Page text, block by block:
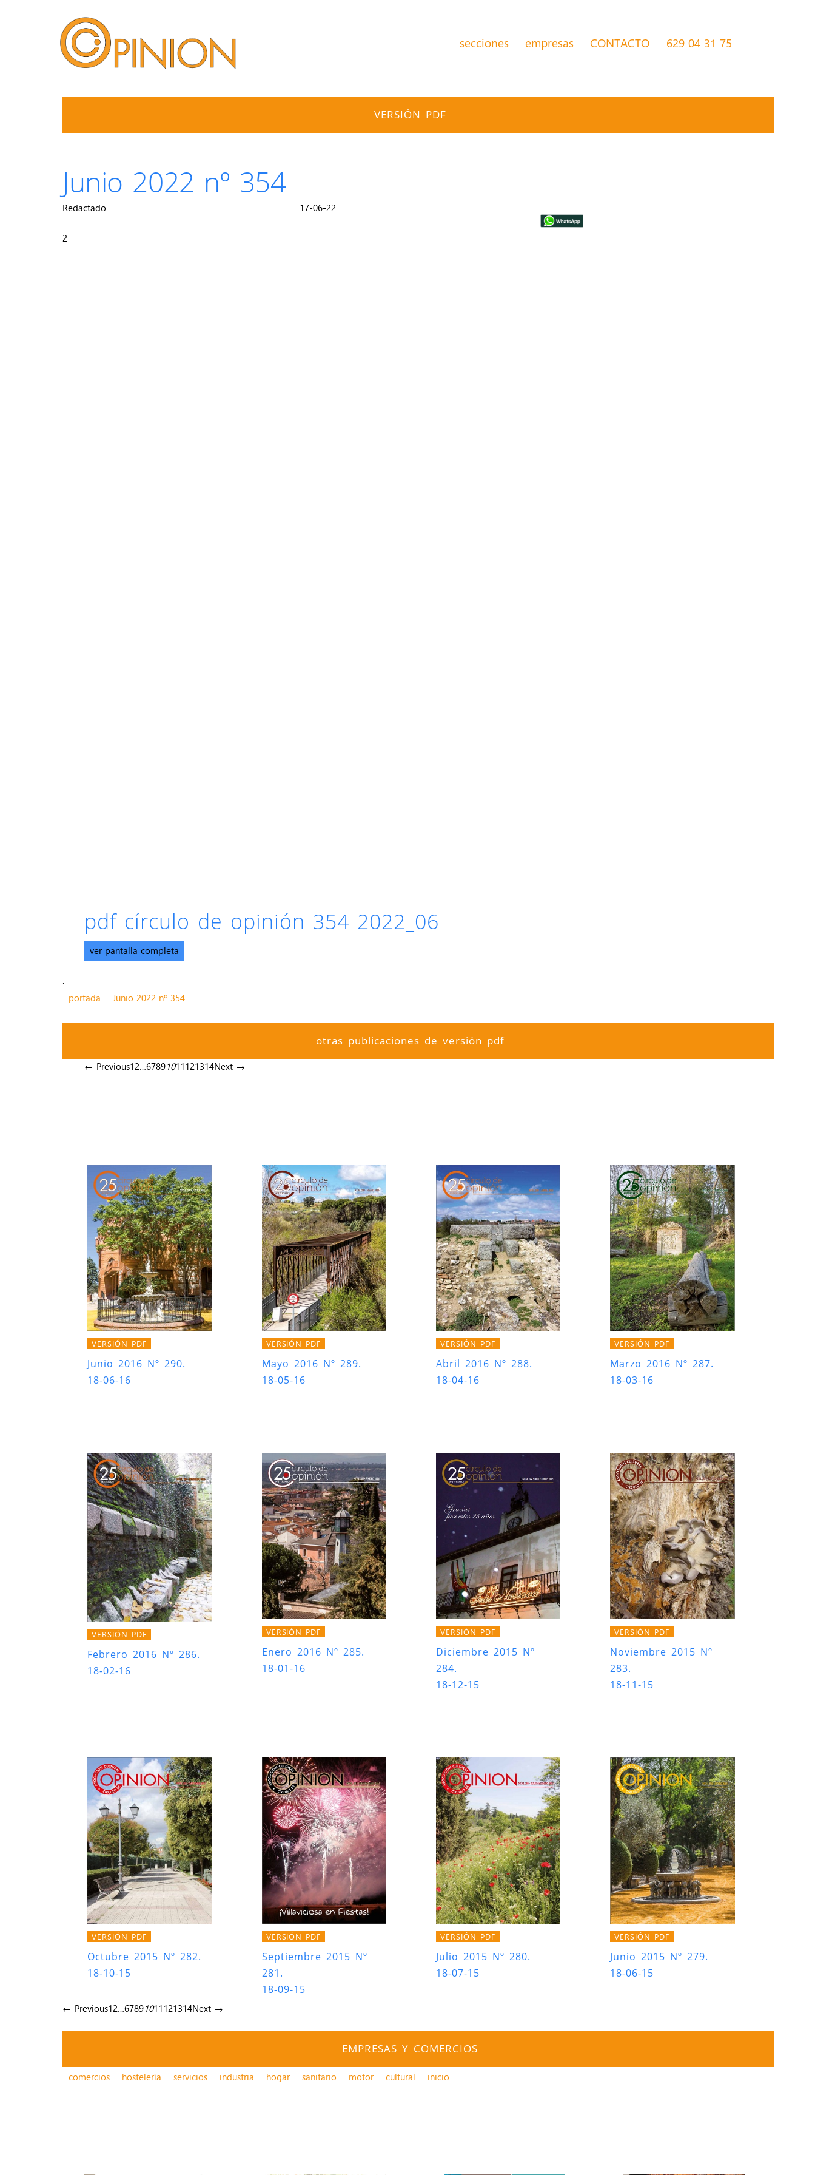
secciones empresas CONTACTO 629 04 31 75
VERSIÓN PDF
Junio 2022 nº 354
Redactado 17-06-22
2
pdf círculo de opinión 354 2022_06
ver pantalla completa
.
portada
Junio 2022 nº 354
otras publicaciones de versión pdf
← Previous12…67891011121314Next →
VERSIÓN PDF
Junio 2016 Nº 290.
18-06-16
VERSIÓN PDF
Mayo 2016 Nº 289.
18-05-16
VERSIÓN PDF
Abril 2016 Nº 288.
18-04-16
VERSIÓN PDF
Marzo 2016 Nº 287.
18-03-16
VERSIÓN PDF
Febrero 2016 Nº 286.
18-02-16
VERSIÓN PDF
Enero 2016 Nº 285.
18-01-16
VERSIÓN PDF
Diciembre 2015 Nº
284.
18-12-15
VERSIÓN PDF
Noviembre 2015 Nº
283.
18-11-15
VERSIÓN PDF
Octubre 2015 Nº 282.
18-10-15
VERSIÓN PDF
Septiembre 2015 Nº
281.
18-09-15
VERSIÓN PDF
Julio 2015 Nº 280.
18-07-15
VERSIÓN PDF
Junio 2015 Nº 279.
18-06-15
← Previous12…67891011121314Next →
EMPRESAS Y COMERCIOS
comercios hostelería servicios industria hogar sanitario motor cultural inicio